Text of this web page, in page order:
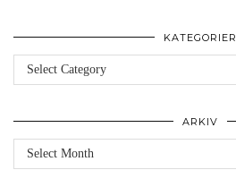
KATEGORIER
Kategorier
ARKIV
Arkiv